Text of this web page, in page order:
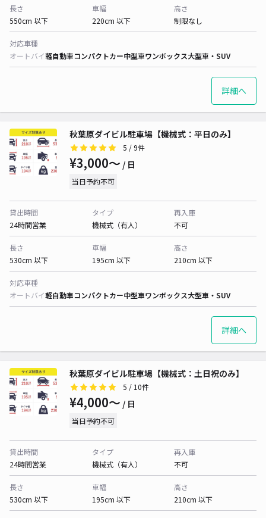
長さ
550cm 以下
車幅
220cm 以下
高さ
制限なし
対応車種
オートバイ軽自動車コンパクトカー中型車ワンボックス大型車・SUV
詳細へ
秋葉原ダイビル駐車場【機械式：平日のみ】
5 / 9件
¥3,000〜 / 日
当日予約不可
貸出時間
24時間営業
タイプ
機械式（有人）
再入庫
不可
長さ
530cm 以下
車幅
195cm 以下
高さ
210cm 以下
対応車種
オートバイ軽自動車コンパクトカー中型車ワンボックス大型車・SUV
詳細へ
秋葉原ダイビル駐車場【機械式：土日祝のみ】
5 / 10件
¥4,000〜 / 日
当日予約不可
貸出時間
24時間営業
タイプ
機械式（有人）
再入庫
不可
長さ
530cm 以下
車幅
195cm 以下
高さ
210cm 以下